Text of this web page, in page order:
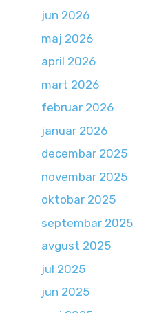
jun 2026
maj 2026
april 2026
mart 2026
februar 2026
januar 2026
decembar 2025
novembar 2025
oktobar 2025
septembar 2025
avgust 2025
jul 2025
jun 2025